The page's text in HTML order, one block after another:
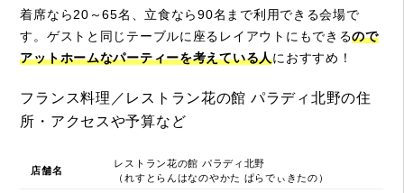
着席なら20～65名、立食なら90名まで利用できる会場で
す。ゲストと同じテーブルに座るレイアウトにもできるので
アットホームなパーティーを考えている人におすすめ！
フランス料理／レストラン花の館 パラディ北野の住
所・アクセスや予算など
店舗名
レストラン花の館 パラディ北野
（れすとらんはなのやかた ぱらでぃきたの）